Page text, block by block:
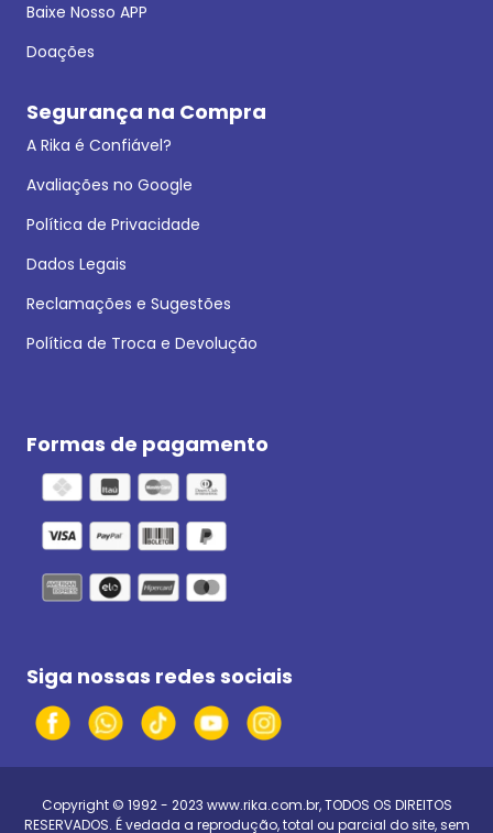
Baixe Nosso APP
Doações
Segurança na Compra
A Rika é Confiável?
Avaliações no Google
Política de Privacidade
Dados Legais
Reclamações e Sugestões
Política de Troca e Devolução
Formas de pagamento
Siga nossas redes sociais
Copyright © 1992 - 2023 www.rika.com.br, TODOS OS DIREITOS
RESERVADOS. É vedada a reprodução, total ou parcial do site, sem